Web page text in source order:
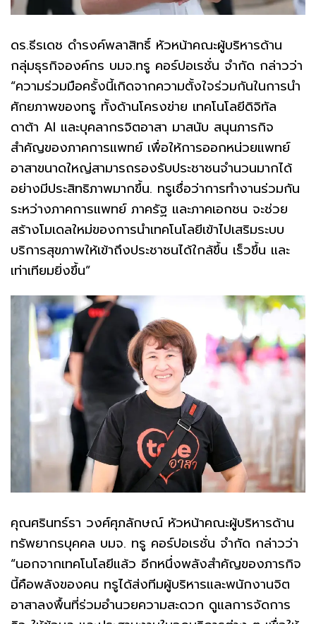
ดร.ธีรเดช ดำรงค์พลาสิทธิ์ หัวหน้าคณะผู้บริหารด้าน
กลุ่มธุรกิจองค์กร บมจ.ทรู คอร์ปอเรชั่น จำกัด กล่าวว่า
“ความร่วมมือครั้งนี้เกิดจากความตั้งใจร่วมกันในการนำ
ศักยภาพของทรู ทั้งด้านโครงข่าย เทคโนโลยีดิจิทัล
ดาต้า AI และบุคลากรจิตอาสา มาสนับ สนุนภารกิจ
สำคัญของภาคการแพทย์ เพื่อให้การออกหน่วยแพทย์
อาสาขนาดใหญ่สามารถรองรับประชาชนจำนวนมากได้
อย่างมีประสิทธิภาพมากขึ้น. ทรูเชื่อว่าการทำงานร่วมกัน
ระหว่างภาคการแพทย์ ภาครัฐ และภาคเอกชน จะช่วย
สร้างโมเดลใหม่ของการนำเทคโนโลยีเข้าไปเสริมระบบ
บริการสุขภาพให้เข้าถึงประชาชนได้ใกล้ขึ้น เร็วขึ้น และ
เท่าเทียมยิ่งขึ้น”
คุณศรินทร์รา วงศ์ศุภลักษณ์ หัวหน้าคณะผู้บริหารด้าน
ทรัพยากรบุคคล บมจ. ทรู คอร์ปอเรชั่น จำกัด กล่าวว่า
“นอกจากเทคโนโลยีแล้ว อีกหนึ่งพลังสำคัญของภารกิจ
นี้คือพลังของคน ทรูได้ส่งทีมผู้บริหารและพนักงานจิต
อาสาลงพื้นที่ร่วมอำนวยความสะดวก ดูแลการจัดการ